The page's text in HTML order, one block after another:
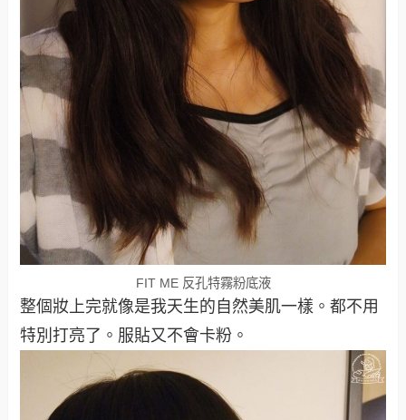
FIT ME 反孔特霧粉底液
整個妝上完就像是我天生的自然美肌一樣。都不用
特別打亮了。服貼又不會卡粉。